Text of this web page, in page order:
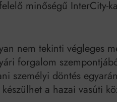
minőségű InterCity-
nem tekinti végleges
forgalom
személyi döntés
a hazai vasúti